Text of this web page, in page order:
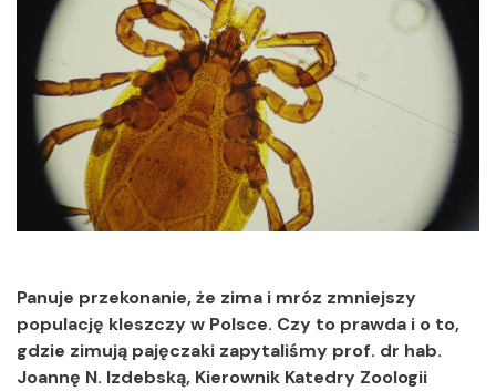
Panuje przekonanie, że zima i mróz zmniejszy
populację kleszczy w Polsce. Czy to prawda i o to,
gdzie zimują pajęczaki zapytaliśmy prof. dr hab.
Joannę N. Izdebską, Kierownik Katedry Zoologii